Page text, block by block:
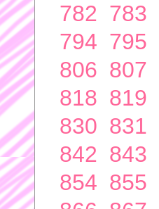
782 783
794 795
806 807
818 819
830 831
842 843
854 855